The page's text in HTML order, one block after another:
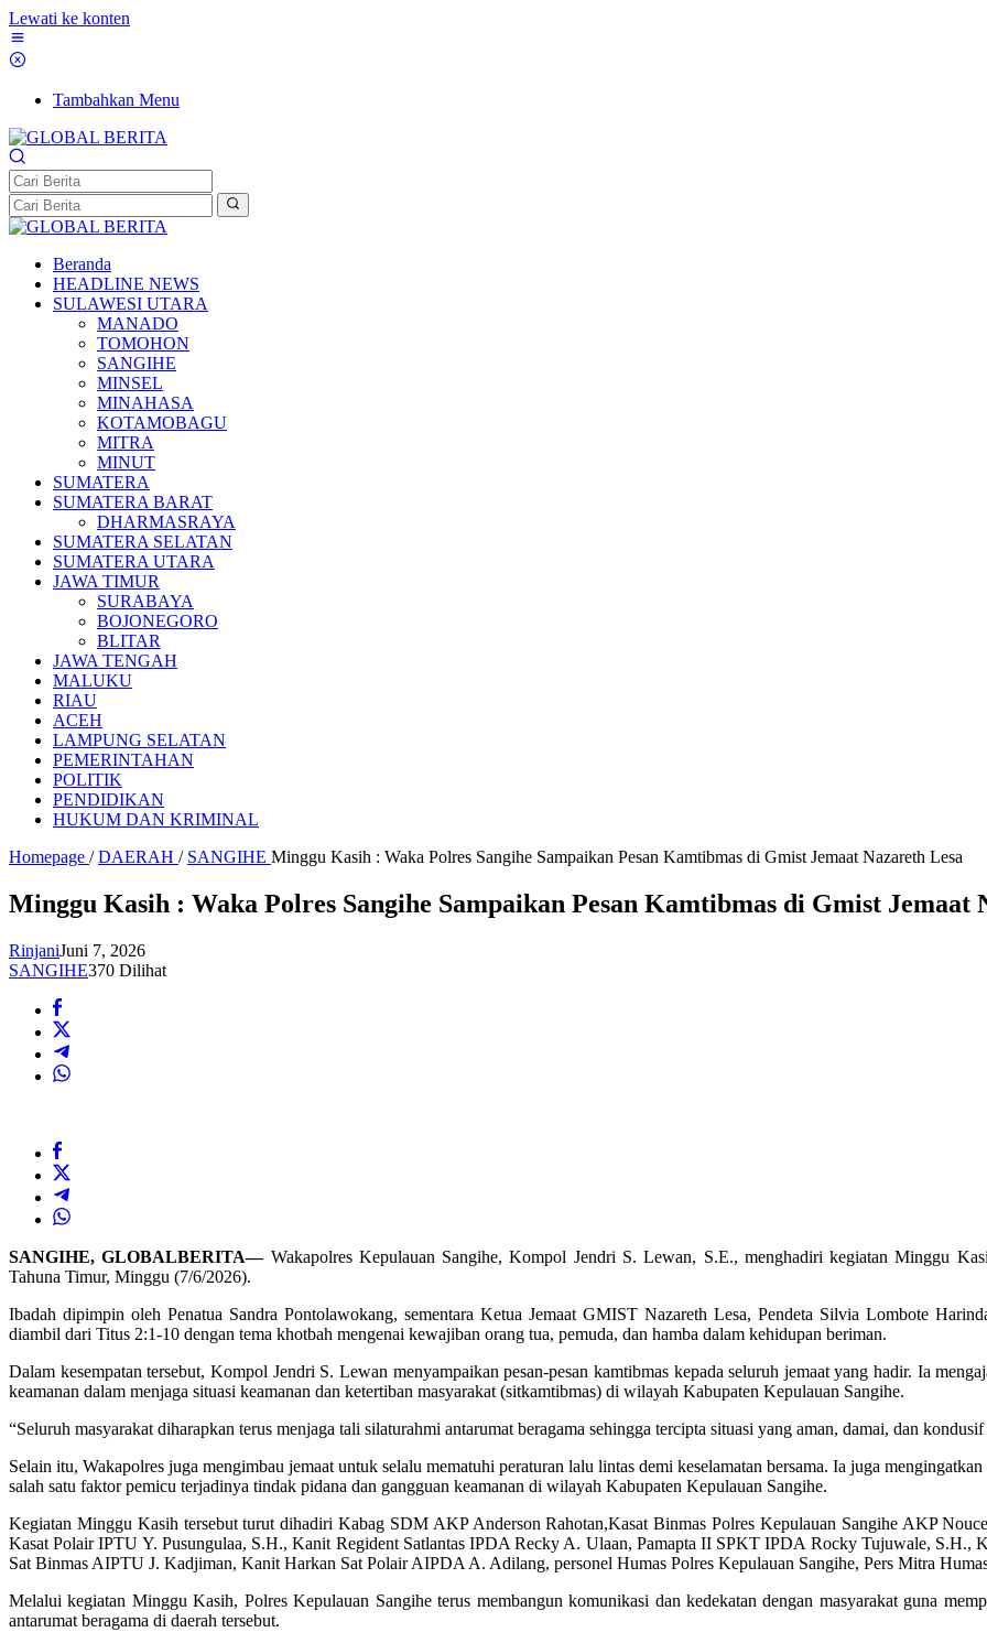
Lewati ke konten
Tambahkan Menu
Beranda
HEADLINE NEWS
SULAWESI UTARA
MANADO
TOMOHON
SANGIHE
MINSEL
MINAHASA
KOTAMOBAGU
MITRA
MINUT
SUMATERA
SUMATERA BARAT
DHARMASRAYA
SUMATERA SELATAN
SUMATERA UTARA
JAWA TIMUR
SURABAYA
BOJONEGORO
BLITAR
JAWA TENGAH
MALUKU
RIAU
ACEH
LAMPUNG SELATAN
PEMERINTAHAN
POLITIK
PENDIDIKAN
HUKUM DAN KRIMINAL
Homepage / DAERAH / SANGIHE Minggu Kasih : Waka Polres Sangihe Sampaikan Pesan Kamtibmas di Gmist Jemaat Nazareth Lesa
Minggu Kasih : Waka Polres Sangihe Sampaikan Pesan Kamtibmas di Gmist Jemaat
RinjaniJuni 7, 2026
SANGIHE370 Dilihat
SANGIHE, GLOBALBERITA— Wakapolres Kepulauan Sangihe, Kompol Jendri S. Lewan, S.E., menghadiri kegiatan Minggu
Tahuna Timur, Minggu (7/6/2026).
Ibadah dipimpin oleh Penatua Sandra Pontolawokang, sementara Ketua Jemaat GMIST Nazareth Lesa, Pendeta Silvia Lombote
diambil dari Titus 2:1-10 dengan tema khotbah mengenai kewajiban orang tua, pemuda, dan hamba dalam kehidupan beriman.
Dalam kesempatan tersebut, Kompol Jendri S. Lewan menyampaikan pesan-pesan kamtibmas kepada seluruh jemaat yang hadir. Ia
keamanan dalam menjaga situasi keamanan dan ketertiban masyarakat (sitkamtibmas) di wilayah Kabupaten Kepulauan Sangihe.
“Seluruh masyarakat diharapkan terus menjaga tali silaturahmi antarumat beragama sehingga tercipta situasi yang aman, damai, dan
Selain itu, Wakapolres juga mengimbau jemaat untuk selalu mematuhi peraturan lalu lintas demi keselamatan bersama. Ia juga
salah satu faktor pemicu terjadinya tindak pidana dan gangguan keamanan di wilayah Kabupaten Kepulauan Sangihe.
Kegiatan Minggu Kasih tersebut turut dihadiri Kabag SDM AKP Anderson Rahotan,Kasat Binmas Polres Kepulauan Sangihe AKP
Kasat Polair IPTU Y. Pusungulaa, S.H., Kanit Regident Satlantas IPDA Recky A. Ulaan, Pamapta II SPKT IPDA Rocky Tujuwale,
Sat Binmas AIPTU J. Kadjiman, Kanit Harkan Sat Polair AIPDA A. Adilang, personel Humas Polres Kepulauan Sangihe, Pers Mitra
Melalui kegiatan Minggu Kasih, Polres Kepulauan Sangihe terus membangun komunikasi dan kedekatan dengan masyarakat guna
antarumat beragama di daerah tersebut.